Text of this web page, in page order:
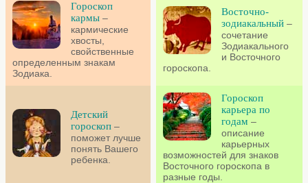
Гороскоп
кармы –
кармические
хвосты,
свойственные
определенным знакам
Зодиака.
Восточно-
зодиакальный –
сочетание
Зодиакального
и Восточного
гороскопа.
Детский
гороскоп –
поможет лучше
понять Вашего
ребенка.
Гороскоп
карьера по
годам –
описание
карьерных
возможностей для знаков
Восточного гороскопа в
разные годы.